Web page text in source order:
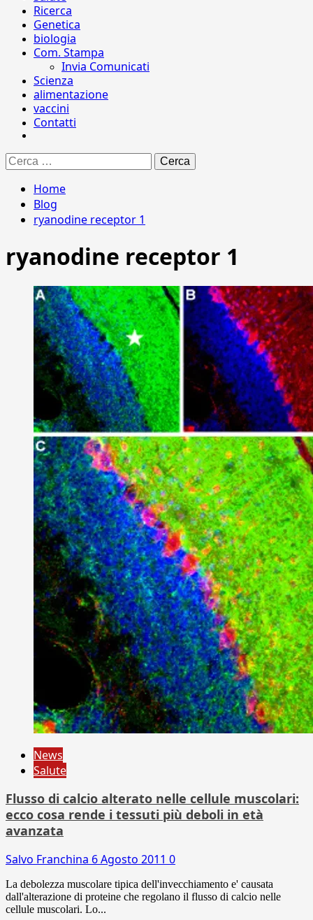
Ricerca
Genetica
biologia
Com. Stampa
Invia Comunicati
Scienza
alimentazione
vaccini
Contatti
Ricerca
per:
Home
Blog
ryanodine receptor 1
ryanodine receptor 1
News
Salute
Flusso di calcio alterato nelle cellule muscolari:
ecco cosa rende i tessuti più deboli in età
avanzata
Salvo Franchina 6 Agosto 2011 0
La debolezza muscolare tipica dell'invecchiamento e' causata
dall'alterazione di proteine che regolano il flusso di calcio nelle
cellule muscolari. Lo...